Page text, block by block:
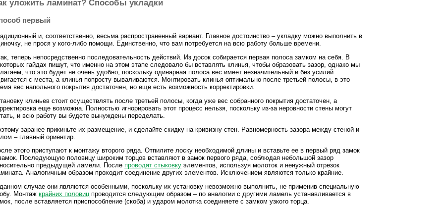
уложить ламинат? Способы укладки
первый
и, соответственно, весьма распространенный вариант. Главное достоинство – укладку можно выполнить в
не прося у кого-либо помощи. Единственно, что вам потребуется на всю работу больше времени.
теперь непосредственно последовательность действий. Из досок собирается первая полоса замком на себя. В
гайдах пишут, что именно на этом этапе следовало бы вставлять клинья, чтобы образовать зазор, однако мы
что это будет не очень удобно, поскольку одинарная полоса вес имеет незначительный и без усилий
с места, а клинья попросту вываливаются. Монтировать клинья оптимально после третьей полосы, в это
вес напольного покрытия достаточен, но еще есть возможность корректировки.
клиньев стоит осуществлять после третьей полосы, когда уже вес собранного покрытия достаточен, а
еще возможна. Полностью игнорировать этот процесс нельзя, поскольку из-за неровности стены могут
и всю работу вы будете вынуждены переделать.
заранее прикиньте их размещение, и сделайте скидку на кривизну стен. Равномерность зазора между стеной и
– главный ориентир.
этого приступают к монтажу второго ряда. Отпилите лоску необходимой длины и вставьте ее в первый ряд замок
Последующую половицу широким торцов вставляют в замок первого ряда, соблюдая небольшой зазор
предыдущей ламели. После проводят стыковку элементов, используя молоток и ненужный отрезок
Аналогичным образом проходит соединение других элементов. Исключением являются только крайние.
случае они являются особенными, поскольку их установку невозможно выполнить, не применив специальную
Монтаж крайних половицпроводится следующим образом – по аналогии с другими ламель устанавливается в
после вставляется приспособление (скоба) и ударом молотка соединяете с замком узкого торца.